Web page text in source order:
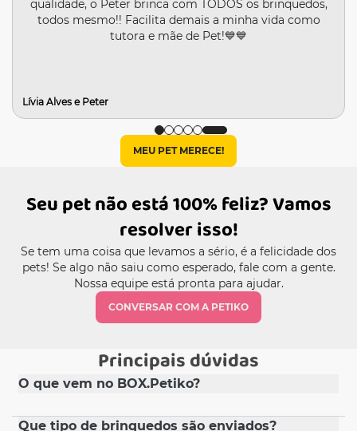
qualidade, o Peter brinca com TODOS os brinquedos,
todos mesmo!! Facilita demais a minha vida como
tutora e mãe de Pet!💙💙
Lívia Alves e Peter
MEU PET MERECE!
Seu pet não está 100% feliz? Vamos
resolver isso!
Se tem uma coisa que levamos a sério, é a felicidade dos
pets! Se algo não saiu como esperado, fale com a gente.
Nossa equipe está pronta para ajudar.
CONVERSAR COM A PETIKO
Principais dúvidas
O que vem no BOX.Petiko?
Todos os meses são enviados ao menos 5 itens entre
Que tipo de brinquedos são enviados?